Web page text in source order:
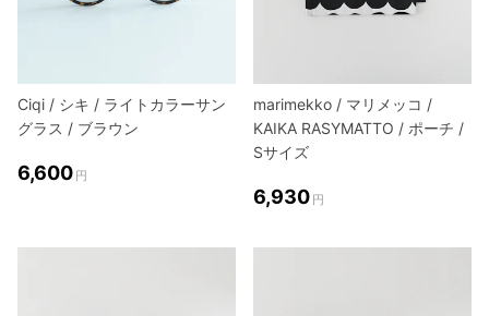
Ciqi / シキ / ライトカラーサン
グラス / ブラウン
6,600 円
marimekko / マリメッコ /
KAIKA RASYMATTO / ポーチ /
Sサイズ
6,930 円